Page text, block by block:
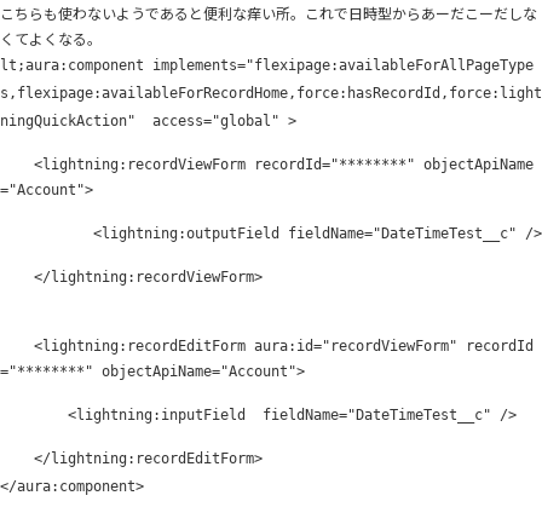
こちらも使わないようであると便利な痒い所。これで日時型からあーだこーだしな
くてよくなる。
lt;aura:component implements="flexipage:availableForAllPageType
s,flexipage:availableForRecordHome,force:hasRecordId,force:light
ningQuickAction" access="global" >
<lightning:recordViewForm recordId="********" objectApiName
="Account">
<lightning:outputField fieldName="DateTimeTest__c" />
</lightning:recordViewForm>
<lightning:recordEditForm aura:id="recordViewForm" recordId
="********" objectApiName="Account">
<lightning:inputField fieldName="DateTimeTest__c" />
</lightning:recordEditForm>
</aura:component>